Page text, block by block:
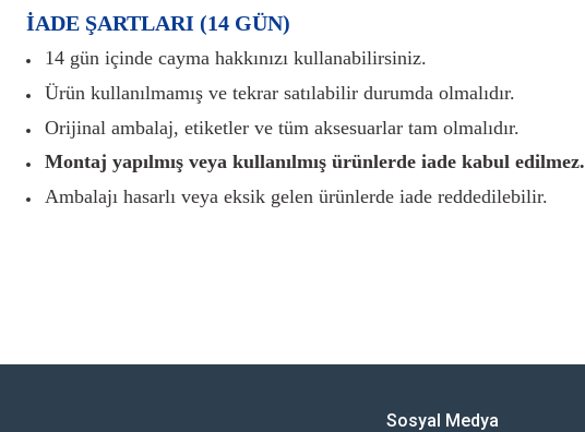
İADE ŞARTLARI (14 GÜN)
14 gün içinde cayma hakkınızı kullanabilirsiniz.
Ürün kullanılmamış ve tekrar satılabilir durumda olmalıdır.
Orijinal ambalaj, etiketler ve tüm aksesuarlar tam olmalıdır.
Montaj yapılmış veya kullanılmış ürünlerde iade kabul edilmez.
Ambalajı hasarlı veya eksik gelen ürünlerde iade reddedilebilir.
Sosyal Medya